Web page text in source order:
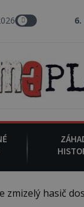
6. srpna 1930 :
zmizelý hasič